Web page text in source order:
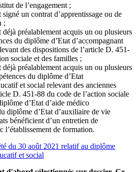
de l’engagement ;
un contrat d’apprentissage ou de
;
déjà préalablement acquis un ou plusieurs
du diplôme d’Etat d’accompagnant
des dispositions de l’article D. 451-
sociale et des familles ;
déjà préalablement acquis un ou plusieurs
du diplôme d’Etat
et social relevant des anciennes
D. 451-88 du code de l’action sociale
d’Etat d’aide médico
diplôme d’Etat d’auxiliaire de vie
bénéficient d’un entretien de
l’établissement de formation.
du 30 août 2021 relatif au diplôme
et social